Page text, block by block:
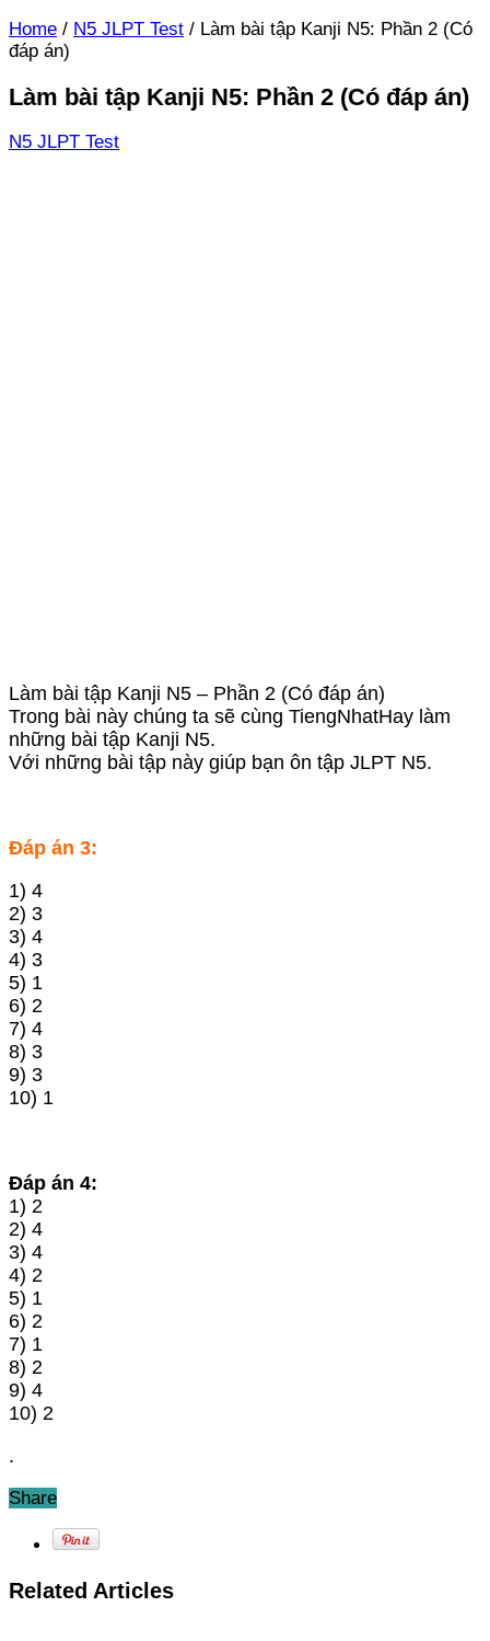
Home / N5 JLPT Test / Làm bài tập Kanji N5: Phần 2 (Có
đáp án)
Làm bài tập Kanji N5: Phần 2 (Có đáp án)
N5 JLPT Test
Làm bài tập Kanji N5 – Phần 2 (Có đáp án)
Trong bài này chúng ta sẽ cùng TiengNhatHay làm
những bài tập Kanji N5.
Với những bài tập này giúp bạn ôn tập JLPT N5.
Đáp án 3:
1) 4
2) 3
3) 4
4) 3
5) 1
6) 2
7) 4
8) 3
9) 3
10) 1
Đáp án 4:
1) 2
2) 4
3) 4
4) 2
5) 1
6) 2
7) 1
8) 2
9) 4
10) 2
.
Share
Related Articles